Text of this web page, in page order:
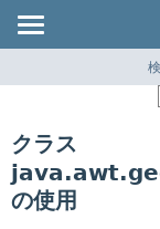
パッケージ
クラス
使用
クラス
の使用